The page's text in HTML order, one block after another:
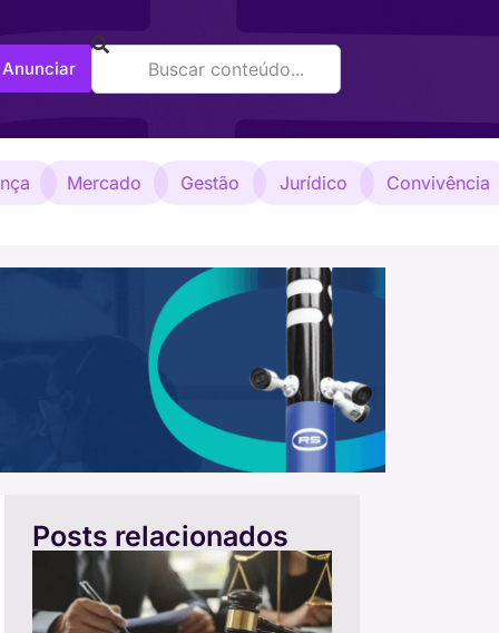
Anunciar
Mercado Gestão Jurídico Convivência
Posts relacionados